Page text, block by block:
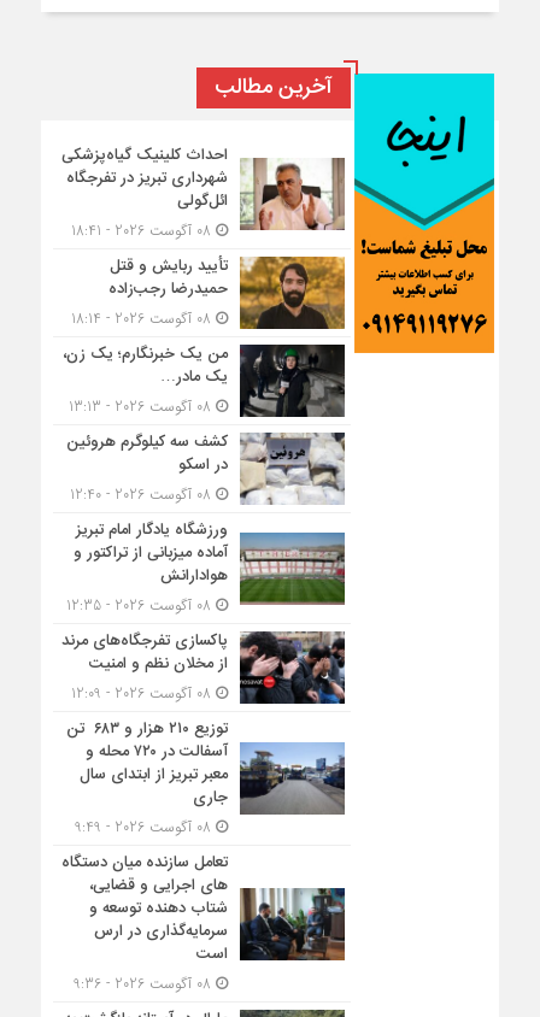
آخرین مطالب
احداث کلینیک گیاه‌پزشکی
شهرداری تبریز در تفرجگاه
ائل‌گولی
تأیید ربایش و قتل
حمیدرضا رجب‌زاده
من یک خبرنگارم؛ یک زن،
یک مادر…
کشف سه کیلوگرم هروئین
در اسکو
ورزشگاه یادگار امام تبریز
آماده میزبانی از تراکتور و
هوادارانش
پاکسازی تفرجگاه‌های مرند
از مخلان نظم و امنیت
توزیع ۲۱۰ هزار و ۶۸۳ تن
آسفالت در ۷۲۰ محله و
معبر تبریز از ابتدای سال
جاری
تعامل سازنده میان دستگاه‌
های اجرایی و قضایی،
شتاب‌ دهنده توسعه و
سرمایه‌گذاری در ارس
است